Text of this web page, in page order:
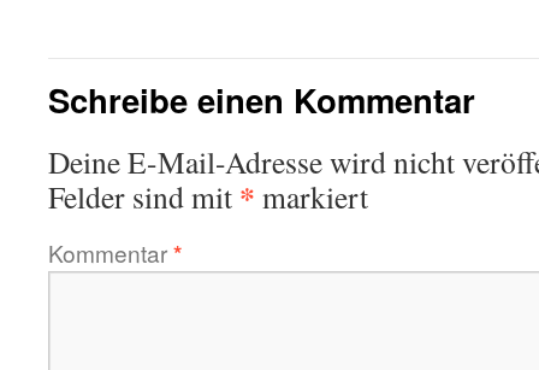
Schreibe einen Kommentar
Deine E-Mail-Adresse wird nicht
Felder sind mit * markiert
Kommentar*